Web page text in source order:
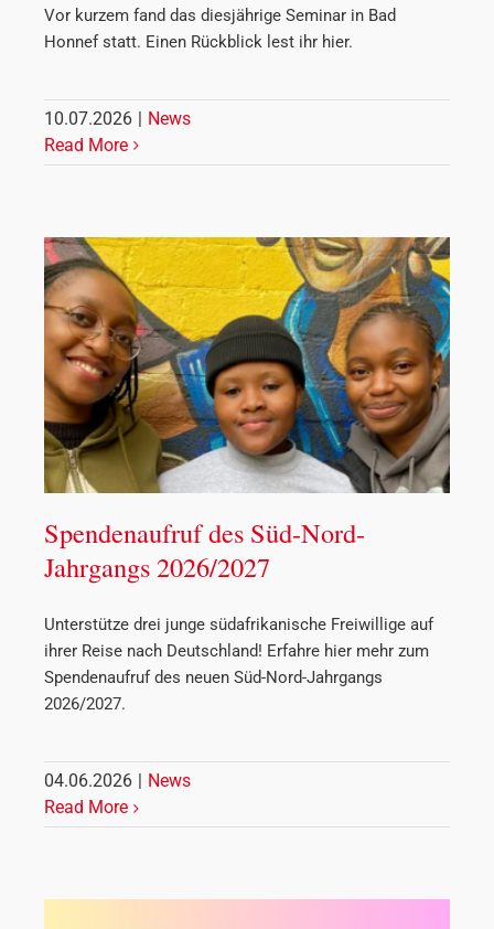
Vor kurzem fand das diesjährige Seminar in Bad
Honnef statt. Einen Rückblick lest ihr hier.
10.07.2026 | News
Read More
Spendenaufruf des Süd-Nord-
Jahrgangs 2026/2027
Unterstütze drei junge südafrikanische Freiwillige auf
ihrer Reise nach Deutschland! Erfahre hier mehr zum
Spendenaufruf des neuen Süd-Nord-Jahrgangs
2026/2027.
04.06.2026 | News
Read More